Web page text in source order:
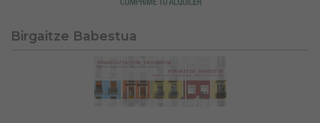
Birgaitze Babestua